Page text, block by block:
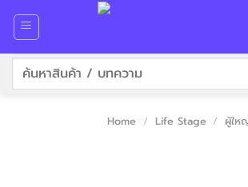
content
Search
Home / Life Stage / ผู้ให